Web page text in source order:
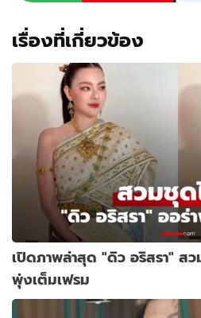
เรื่องที่เกี่ยวข้อง
เปิดภาพล่าสุด "ดิว อริสรา" ส
พุ่งเต็มเฟรม